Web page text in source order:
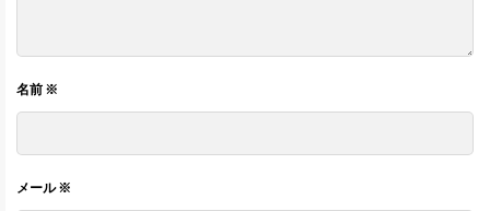
名前 ※
メール※